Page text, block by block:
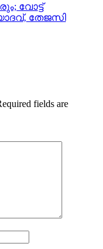
വോട്ട്
തേജസി
fields are